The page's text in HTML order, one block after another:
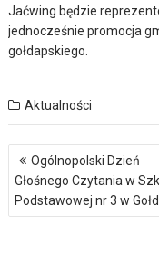
Jaćwing będzie
jednocześnie promocja
gołdapskiego.
Aktualności
Nawigacja
wpisu
Ogólnopolski Dzień
Głośnego Czytania w
Podstawowej nr 3 w